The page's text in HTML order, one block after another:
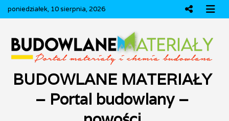
poniedziałek, 10 sierpnia, 2026
BUDOWLANE MATERIAŁY
– Portal budowlany –